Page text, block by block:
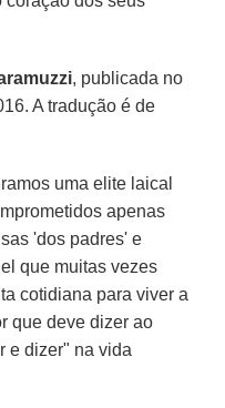
, publicada no
A tradução é de
uma elite laical
apenas
'dos padres' e
que muitas vezes
cotidiana para viver a
que deve dizer ao
e dizer" na vida